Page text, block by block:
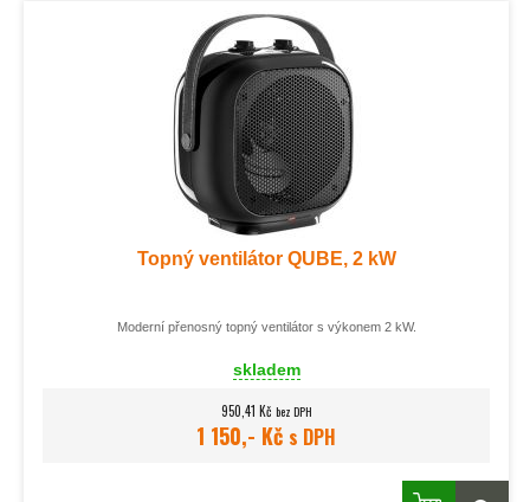
Topný ventilátor QUBE, 2 kW
Moderní přenosný topný ventilátor s výkonem 2 kW.
skladem
950,41 Kč bez DPH
1 150,- Kč s DPH